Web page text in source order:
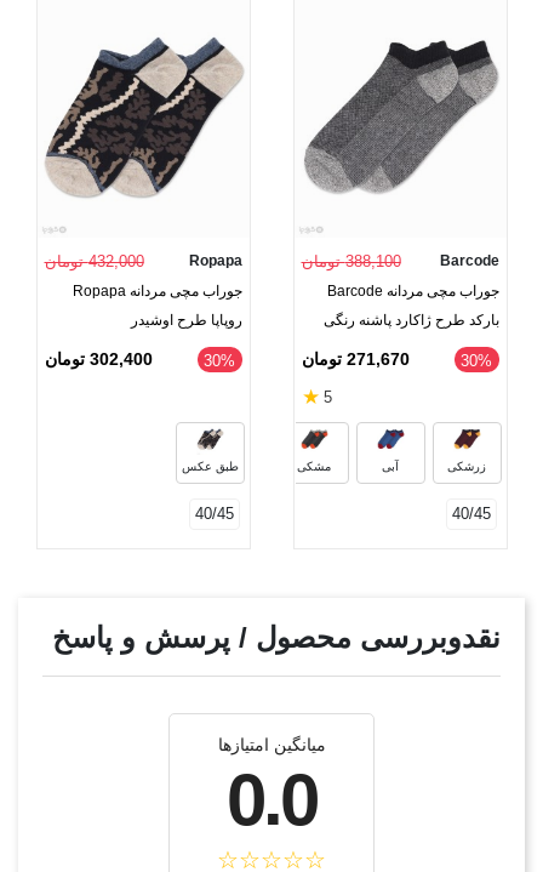
Barcode 388,100 تومان
جوراب مچی مردانه Barcode
بارکد طرح ژاکارد پاشنه رنگی
‎30% 271,670 تومان
5
★
زرشکی آبی مشکی
40/45
Ropapa 432,000 تومان
جوراب مچی مردانه Ropapa
روپاپا طرح اوشیدر
‎30% 302,400 تومان
طبق عکس
40/45
نقدوبررسی محصول / پرسش و پاسخ
میانگین امتیازها
0.0